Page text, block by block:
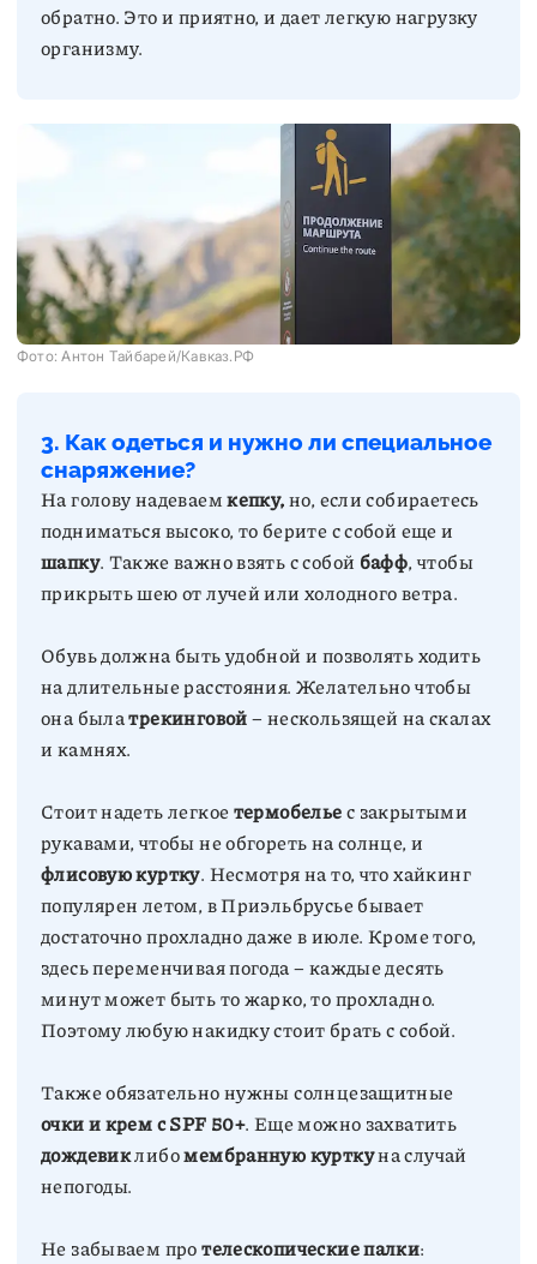
обратно. Это и приятно, и дает легкую нагрузку
организму.
Фото: Антон Тайбарей/Кавказ.РФ
3. Как одеться и нужно ли специальное
снаряжение?
На голову надеваемкепку,но, если собираетесь
подниматься высоко, то берите с собой еще и
шапку. Также важно взять с собой бафф, чтобы
Обувь должна быть удобной и позволять ходить
на длительные расстояния. Желательно чтобы
она былатрекинговой– нескользящей на скалах
Стоит надеть легкоетермобельес закрытыми
рукавами, чтобы не обгореть на солнце, и
флисовую куртку. Несмотря на то, что хайкинг
популярен летом, в Приэльбрусье бывает
достаточно прохладно даже в июле. Кроме того,
здесь переменчивая погода – каждые десять
минут может быть то жарко, то прохладно.
Также обязательно нужны солнцезащитные
очки и крем с SPF 50+. Еще можно захватить
дождевиклибомембранную курткуна случай
Не забываем протелескопические палки: